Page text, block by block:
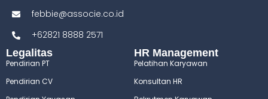
febbie@associe.co.id
+62821 8888 2571
Legalitas
Pendirian PT
Pendirian CV
HR Management
Pelatihan Karyawan
Konsultan HR